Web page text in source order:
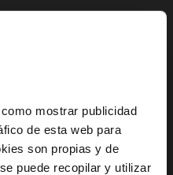
mostrar publicidad
de esta web para
son propias y de
puede recopilar y utilizar
78